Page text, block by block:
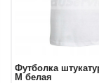
Футболка
M белая